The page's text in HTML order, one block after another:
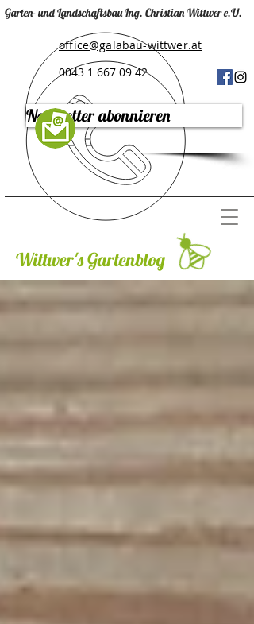
Garten- und Landschaftsbau Ing. Christian Wittwer e.U.
office@galabau-wittwer.at
0043 1 667 09 42
Newsletter abonnieren
Wittwer's Gartenblog